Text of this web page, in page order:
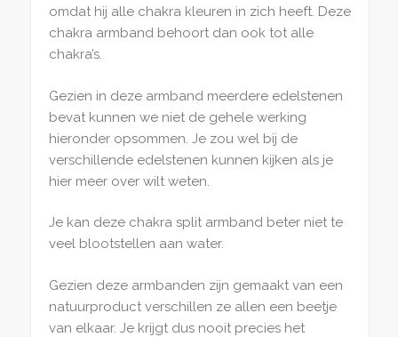
omdat hij alle chakra kleuren in zich heeft. Deze
chakra armband behoort dan ook tot alle
chakra’s.
Gezien in deze armband meerdere edelstenen
bevat kunnen we niet de gehele werking
hieronder opsommen. Je zou wel bij de
verschillende edelstenen kunnen kijken als je
hier meer over wilt weten.
Je kan deze chakra split armband beter niet te
veel blootstellen aan water.
Gezien deze armbanden zijn gemaakt van een
natuurproduct verschillen ze allen een beetje
van elkaar. Je krijgt dus nooit precies het